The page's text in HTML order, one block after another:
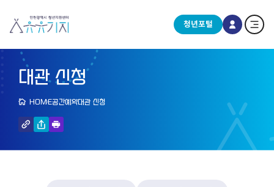
청년포털
대관 신청
HOME공간예약대관 신청